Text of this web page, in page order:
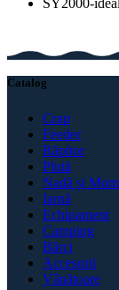
SY2000-
Catalog
Crap
Feeder
Răpitor
Plută
Nadă și
Iarnă
Echipament
Camping
Bărci
Accesorii
Vânătoare